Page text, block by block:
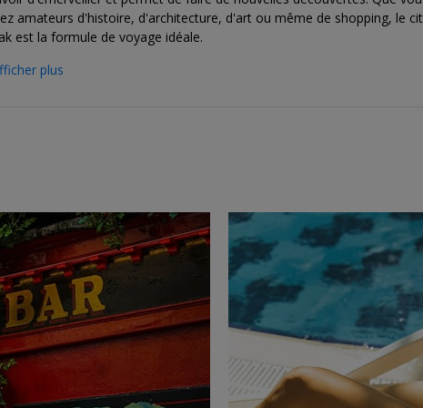
amateurs d'histoire, d'architecture, d'art ou même de shopping, le
est la formule de voyage idéale.
plus
→